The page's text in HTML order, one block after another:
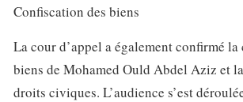
Confiscation des biens
La cour d’appel a également confirmé
biens de Mohamed Ould Abdel Aziz et
droits civiques. L’audience s’est